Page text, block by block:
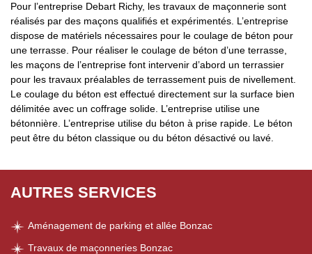
Pour l’entreprise Debart Richy, les travaux de maçonnerie sont
réalisés par des maçons qualifiés et expérimentés. L’entreprise
dispose de matériels nécessaires pour le coulage de béton pour
une terrasse. Pour réaliser le coulage de béton d’une terrasse,
les maçons de l’entreprise font intervenir d’abord un terrassier
pour les travaux préalables de terrassement puis de nivellement.
Le coulage du béton est effectué directement sur la surface bien
délimitée avec un coffrage solide. L’entreprise utilise une
bétonnière. L’entreprise utilise du béton à prise rapide. Le béton
peut être du béton classique ou du béton désactivé ou lavé.
AUTRES SERVICES
Aménagement de parking et allée Bonzac
Travaux de maçonneries Bonzac